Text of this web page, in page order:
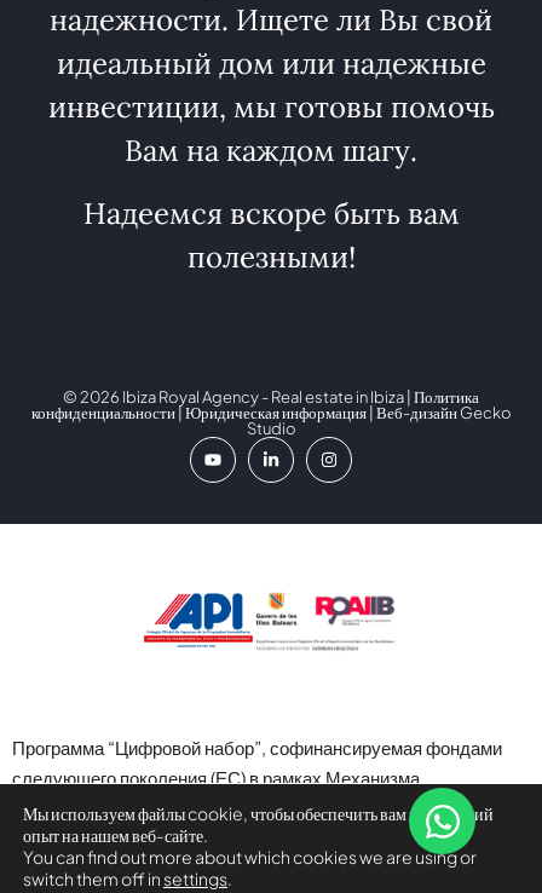
надежности. Ищете ли Вы свой
идеальный дом или надежные
инвестиции, мы готовы помочь
Вам на каждом шагу.
Надеемся вскоре быть вам
полезными!
© 2026 Ibiza Royal Agency - Real estate in Ibiza |Политика
конфиденциальности|Юридическая информация| Веб-дизайнGecko
Studio
Программа “Цифровой набор”, софинансируемая фондами
следующего поколения (ЕС) в рамках Механизма
восстановления и устойчивости.
Мы используем файлы cookie, чтобы обеспечить вам наилучший
опыт на нашем веб-сайте.
You can find out more about which cookies we are using or
switch them off in settings.